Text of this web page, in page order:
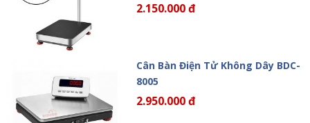
2.150.000 đ
Cân Bàn Điện Tử Không Dây BDC-
8005
2.950.000 đ